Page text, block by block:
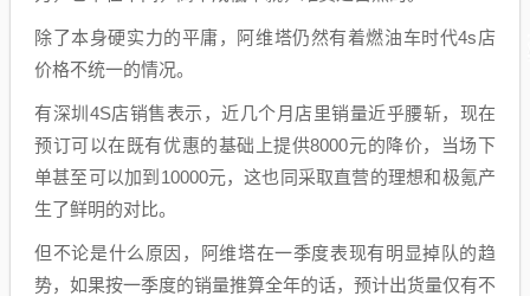
除了本身硬实力的平庸，阿维塔仍然有着燃油车时代4s店
价格不统一的情况。
有深圳4S店销售表示，近几个月店里销量近乎腰斩，现在
预订可以在既有优惠的基础上提供8000元的降价，当场下
单甚至可以加到10000元，这也同采取直营的理想和极氪产
生了鲜明的对比。
但不论是什么原因，阿维塔在一季度表现有明显掉队的趋
势，如果按一季度的销量推算全年的话，预计出货量仅有不